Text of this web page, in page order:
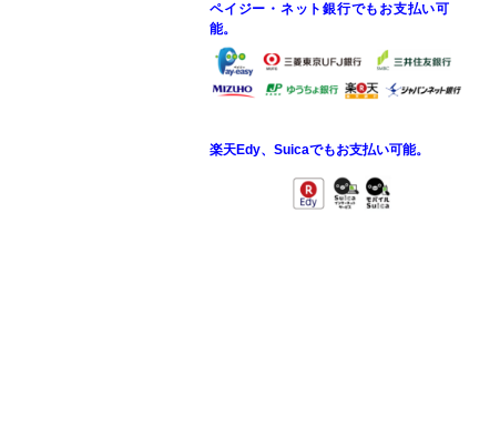
ペイジー・ネット銀行でもお支払い可
能。
楽天Edy、Suicaでもお支払い可能。